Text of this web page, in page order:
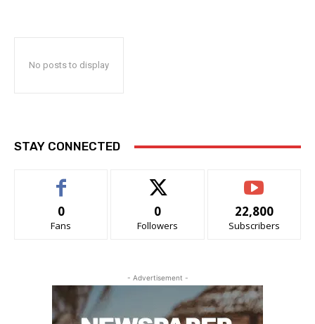
No posts to display
STAY CONNECTED
0
Fans
0
Followers
22,800
Subscribers
- Advertisement -